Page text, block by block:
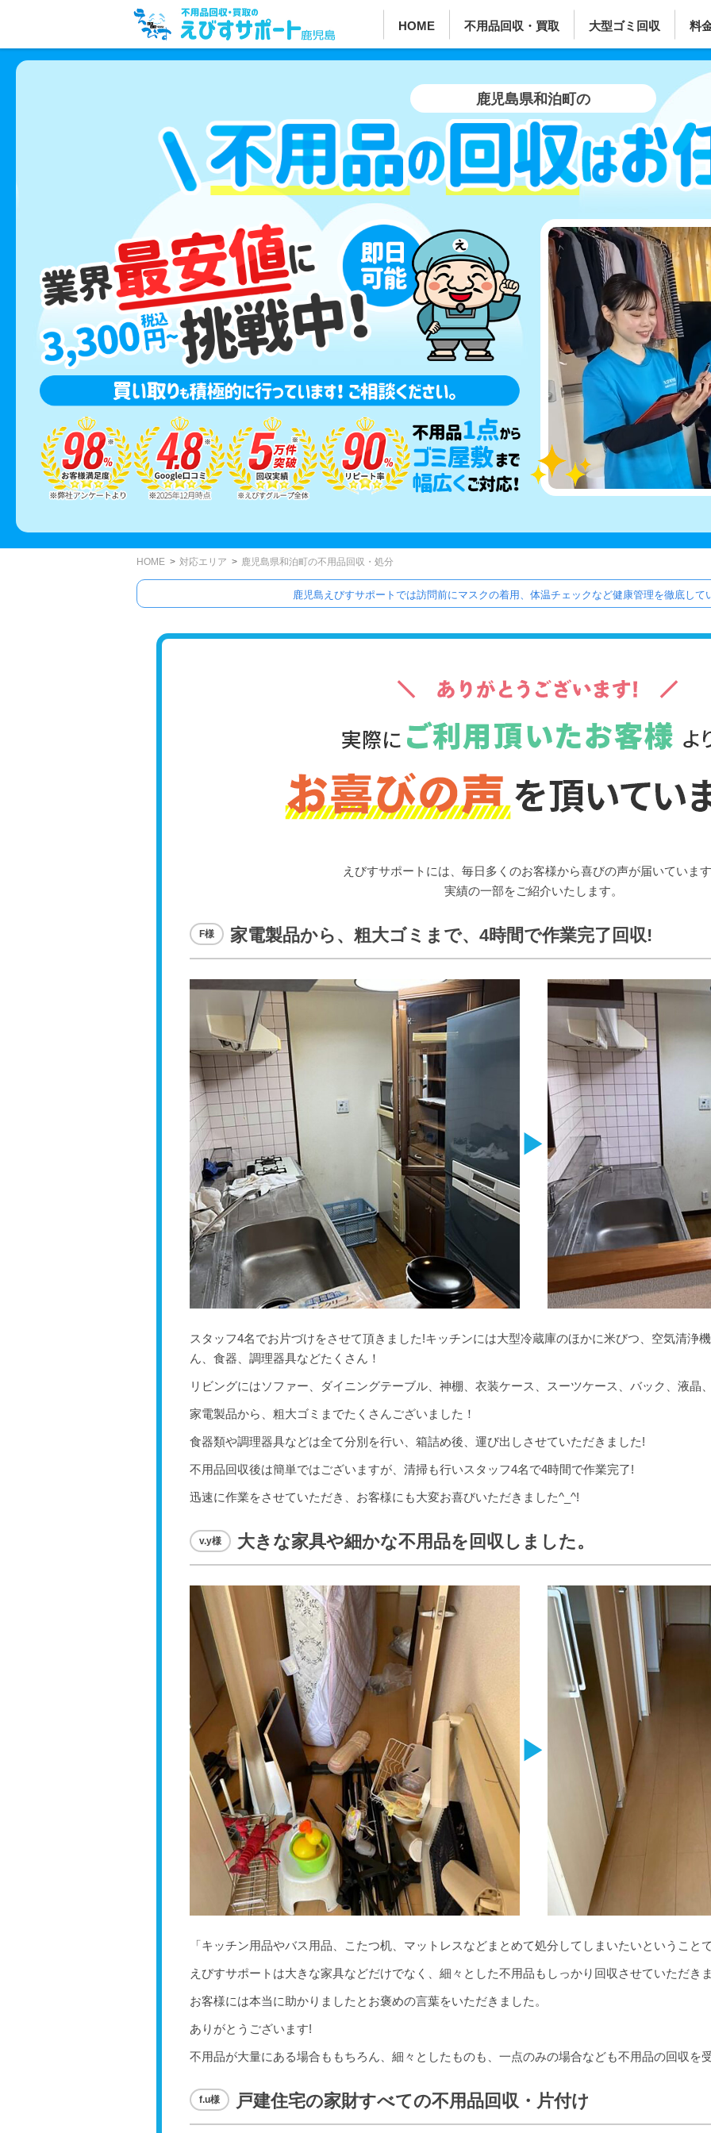
HOME 不用品回収・買取 大型ゴミ回収 料
鹿児島県和泊町の
HOME 対応エリア 鹿児島県和泊町の不用品回収・処分
鹿児島えびすサポートでは訪問前にマスクの着用、体温チェックなど健康管理を徹底して
えびすサポートには、 毎日多くのお客様から喜びの声が届いていま
実績の一部をご紹介いたします。
F様 家電製品から、粗大ゴミまで、4時間で作業完了回収!
▶
スタッフ4名でお片づけをさせて頂きました!キッチンには大型冷蔵庫のほかに米びつ、空気清浄
ん、食器、調理器具などたくさん！
リビングにはソファー、ダイニングテーブル、神棚、衣装ケース、スーツケース、バック、液晶
家電製品から、粗大ゴミまでたくさんございました！
食器類や調理器具などは全て分別を行い、箱詰め後、運び出しさせていただきました!
不用品回収後は簡単ではございますが、清掃も行いスタッフ4名で4時間で作業完了!
迅速に作業をさせていただき、お客様にも大変お喜びいただきました^_^!
v.y様 大きな家具や細かな不用品を回収しました。
▶
「キッチン用品やバス用品、こたつ机、マットレスなどまとめて処分してしまいたいということ
えびすサポートは大きな家具などだけでなく、細々とした不用品もしっかり回収させていただき
お客様には本当に助かりましたとお褒めの言葉をいただきました。
ありがとうございます!
不用品が大量にある場合ももちろん、細々としたものも、一点のみの場合なども不用品の回収を
f.u様 戸建住宅の家財すべての不用品回収・片付け